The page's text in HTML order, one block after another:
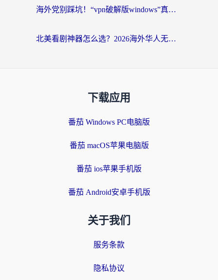
海外党别踩坑！“vpn破解版windows”真的能用？教你选对回国加速器无缝刷国内资源
北美看剧神器怎么选？2026海外华人无缝访问国内资源全攻略
下载应用
番茄 Windows PC电脑版
番茄 macOS苹果电脑版
番茄 ios苹果手机版
番茄 Android安卓手机版
关于我们
服务条款
隐私协议